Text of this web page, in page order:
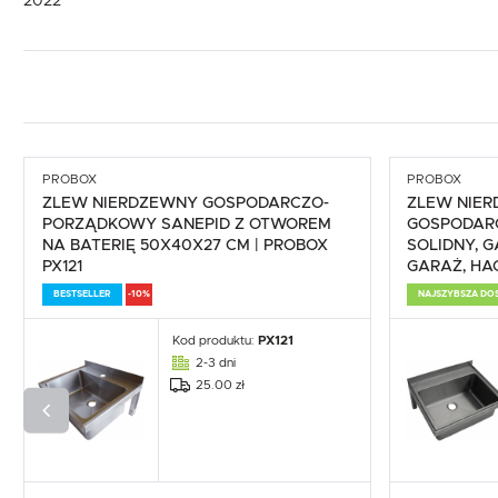
PROBOX
ZLEW NIERDZEWNY GOSPODARCZO-
PORZĄDKOWY SANEPID Z OTWOREM
NA BATERIĘ 50X40X27 CM | PROBOX
PX121
BESTSELLER -10%
Kod produktu: PX121
2-3 dni
25.00 zł
PROBOX
ZLEW
SOLIDNY,
GARAŻ,
NAJSZYBSZA